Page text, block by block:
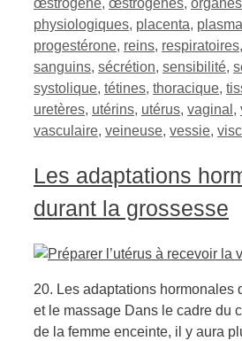
physiologiques, placenta,
progestérone, reins, respiratoires,
sanguins, sécrétion, sensibilité,
systolique, tétines, thoracique,
uretères, utérins, utérus, vaginal ,
vasculaire, veineuse, vessie,
Les adaptations
durant la grossesse
20. Les adaptations hormonales
et le massage Dans le cadre du
de la femme enceinte, il y aura